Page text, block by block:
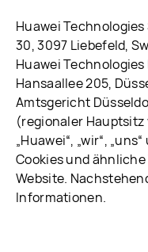
Huawei
30, 3097 Liebefeld,
Huawei
Hansaallee 205,
Amtsgericht
(regionaler
„Huawei“, „wir“,
Cookies und
Website.
Informationen.